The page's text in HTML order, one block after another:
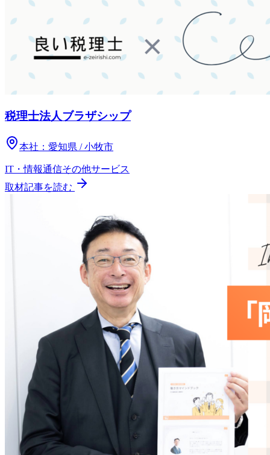
税理士法人ブラザシップ
本社： 愛知県 / 小牧市
IT・情報通信その他サービス
取材記事を読む